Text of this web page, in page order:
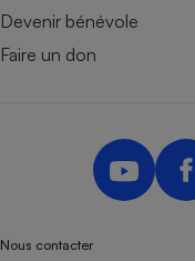
Devenir bénévole
Faire un don
Nous contacter